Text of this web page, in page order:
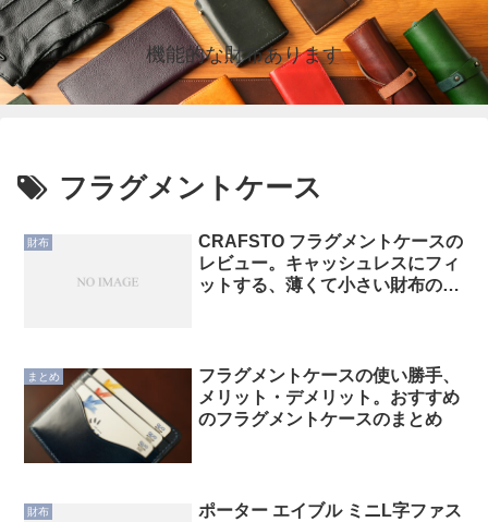
機能的な財布あります
フラグメントケース
財布
CRAFSTO フラグメントケースの
レビュー。キャッシュレスにフィ
ットする、薄くて小さい財布の使
まとめ
フラグメントケースの使い勝手、
メリット・デメリット。おすすめ
のフラグメントケースのまとめ
財布
ポーター エイブル ミニL字ファス